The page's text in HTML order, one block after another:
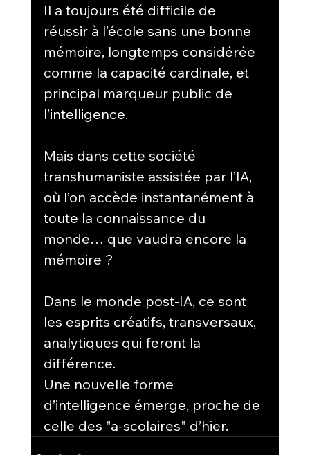
Il a toujours été difficile de
réussir à l’école sans une bonne
mémoire, longtemps considérée
comme la capacité cardinale, et
principal marqueur public de
l’intelligence.
Mais dans cette société
transhumaniste assistée par l’IA,
où l’on accède instantanément à
toute la connaissance du
monde… que vaudra encore la
mémoire ?
Dans le monde post-IA, ce sont
les esprits créatifs, transversaux,
analytiques qui feront la
différence.
Une nouvelle forme
d’intelligence émerge, proche de
celle des "a-scolaires" d’hier.